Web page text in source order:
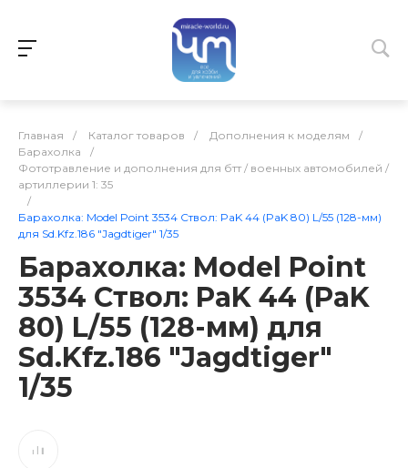
Главная / Каталог товаров / Дополнения к моделям
/
Барахолка
/
Фототравление и дополнения для бтт / военных автомобилей /
артиллерии 1: 35
/
Барахолка: Model Point 3534 Ствол: PaK 44 (PaK 80) L/55 (128-мм)
для Sd.Kfz.186 "Jagdtiger" 1/35
Барахолка: Model Point
3534 Ствол: PaK 44 (PaK
80) L/55 (128-мм) для
Sd.Kfz.186 "Jagdtiger"
1/35